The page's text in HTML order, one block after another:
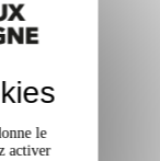
le
activer